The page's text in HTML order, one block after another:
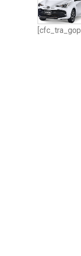
[cfc_tra_gop]